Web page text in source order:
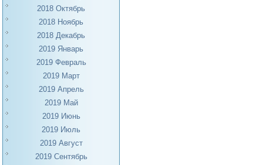
2018 Октябрь
2018 Ноябрь
2018 Декабрь
2019 Январь
2019 Февраль
2019 Март
2019 Апрель
2019 Май
2019 Июнь
2019 Июль
2019 Август
2019 Сентябрь